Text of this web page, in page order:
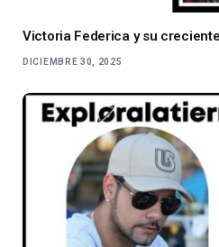
Victoria Federica y su
DICIEMBRE 30, 2025